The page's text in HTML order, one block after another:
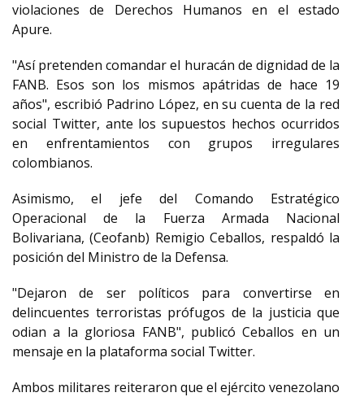
violaciones de Derechos Humanos en el estado
Apure.
"Así pretenden comandar el huracán de dignidad de la
FANB. Esos son los mismos apátridas de hace 19
años", escribió Padrino López, en su cuenta de la red
social Twitter, ante los supuestos hechos ocurridos
en enfrentamientos con grupos irregulares
colombianos.
Asimismo, el jefe del Comando Estratégico
Operacional de la Fuerza Armada Nacional
Bolivariana, (Ceofanb) Remigio Ceballos, respaldó la
posición del Ministro de la Defensa.
"Dejaron de ser políticos para convertirse en
delincuentes terroristas prófugos de la justicia que
odian a la gloriosa FANB", publicó Ceballos en un
mensaje en la plataforma social Twitter.
Ambos militares reiteraron que el ejército venezolano